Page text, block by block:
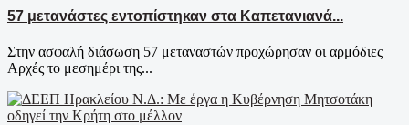
57 μετανάστες εντοπίστηκαν στα Καπετανιανά...
Στην ασφαλή διάσωση 57 μεταναστών προχώρησαν οι αρμόδιες
Αρχές το μεσημέρι της...